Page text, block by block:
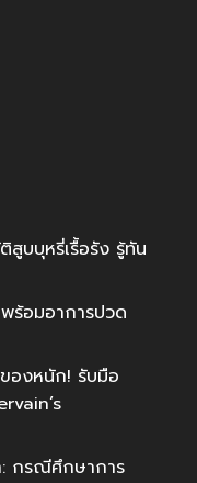
สูบบุหรี่เรื้อรัง รู้ทัน
ร้อมอาการปวด
องหนัก! รับมือ
า: กรณีศึกษาการ